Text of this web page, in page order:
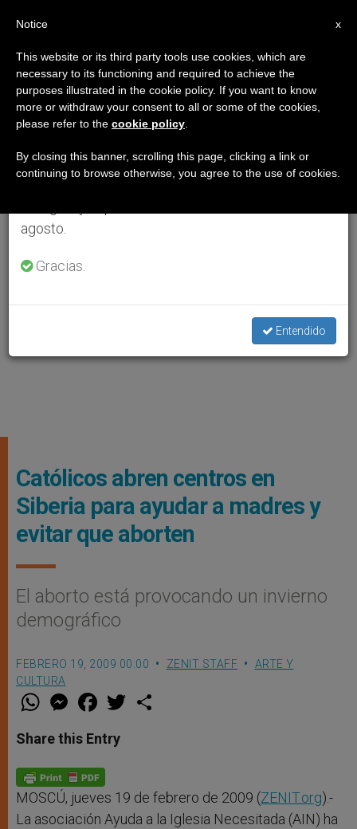
Católicos abren centros en
Siberia para ayudar a madres y
evitar que aborten
El aborto está provocando un invierno
demográfico
FEBRERO 19, 2009 00:00 ZENIT STAFF
ARTE Y
CULTURA
W
t
s
p
p
M
e
s
e
g
e
r
F
a
e
b
o
k
w
Share this Entry
MOSCÚ, jueves 19 de febrero de 2009 (ZENIT.org).-
La asociación Ayuda a la Iglesia Necesitada (AIN) ha
×
Aviso importante
Del 27 de julio al 7 de agosto haremos la pausa
anual, aprovechando que en el periodo de verano
se generan menos informaciones y también el
agosto.
Gracias.
Entendido
x
Notice
This website or its third party tools use cookies, which are
necessary to its functioning and required to achieve the
purposes illustrated in the cookie policy. If you want to know
more or withdraw your consent to all or some of the cookies,
please refer to the cookie policy
By closing this banner, scrolling this page, clicking a link or
continuing to browse otherwise, you agree to the use of cookies.